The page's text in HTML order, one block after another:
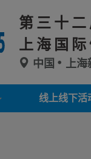
第三十
上海国
中国 上海
线上线下活